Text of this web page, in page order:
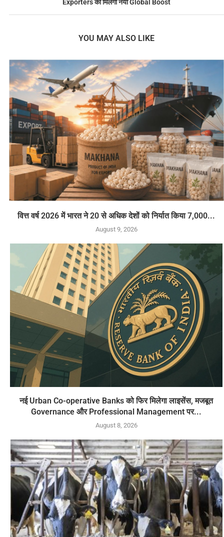
Exporters को मिलेगा नया Global Boost
YOU MAY ALSO LIKE
वित्त वर्ष 2026 में भारत ने 20 से अधिक देशों को निर्यात किया 7,000...
August 9, 2026
नई Urban Co-operative Banks को फिर मिलेगा लाइसेंस, मजबूत
Governance और Professional Management पर...
August 8, 2026